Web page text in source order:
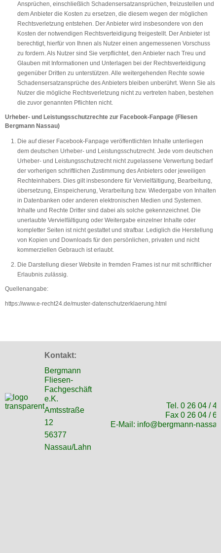
Ansprüchen, einschließlich Schadensersatzansprüchen, freizustellen und
dem Anbieter die Kosten zu ersetzen, die diesem wegen der möglichen
Rechtsverletzung entstehen. Der Anbieter wird insbesondere von den
Kosten der notwendigen Rechtsverteidigung freigestellt. Der Anbieter ist
berechtigt, hierfür von Ihnen als Nutzer einen angemessenen Vorschuss
zu fordern. Als Nutzer sind Sie verpflichtet, den Anbieter nach Treu und
Glauben mit Informationen und Unterlagen bei der Rechtsverteidigung
gegenüber Dritten zu unterstützen. Alle weitergehenden Rechte sowie
Schadensersatzansprüche des Anbieters bleiben unberührt. Wenn Sie als
Nutzer die mögliche Rechtsverletzung nicht zu vertreten haben, bestehen
die zuvor genannten Pflichten nicht.
Urheber- und Leistungsschutzrechte zur Facebook-Fanpage (Fliesen
Bergmann Nassau)
Die auf dieser Facebook-Fanpage veröffentlichten Inhalte unterliegen
dem deutschen Urheber- und Leistungsschutzrecht. Jede vom deutschen
Urheber- und Leistungsschutzrecht nicht zugelassene Verwertung bedarf
der vorherigen schriftlichen Zustimmung des Anbieters oder jeweiligen
Rechteinhabers. Dies gilt insbesondere für Vervielfältigung, Bearbeitung,
übersetzung, Einspeicherung, Verarbeitung bzw. Wiedergabe von Inhalten
in Datenbanken oder anderen elektronischen Medien und Systemen.
Inhalte und Rechte Dritter sind dabei als solche gekennzeichnet. Die
unerlaubte Vervielfältigung oder Weitergabe einzelner Inhalte oder
kompletter Seiten ist nicht gestattet und strafbar. Lediglich die Herstellung
von Kopien und Downloads für den persönlichen, privaten und nicht
kommerziellen Gebrauch ist erlaubt.
Die Darstellung dieser Website in fremden Frames ist nur mit schriftlicher
Erlaubnis zulässig.
Quellenangabe:
https://www.e-recht24.de/muster-datenschutzerklaerung.html
Kontakt:
Bergmann
Fliesen-
Fachgeschäft
e.K.
Amtsstraße
12
56377
Nassau/Lahn
Tel. 0 26 04 /
Fax 0 26 04 /
E-Mail: info@bergmann-